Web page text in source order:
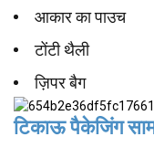
आकार का पाउच
टोंटी थैली
ज़िपर बैग
टिकाऊ पैकेजिंग